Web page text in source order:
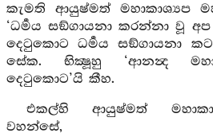
කැමති ආයුෂ්මත් මහාකාශ්‍යප
‘ධර්‍මය සඞ්ගායනා කරන්නා වූ
දෙටුකොට ධර්‍මය සඞ්ගායනා
සේක. භික්‍ෂූහු ‘ආනන්‍ද
දෙටුකොට’යි කීහ.
එකල්හි ආයුෂ්මත්
වහන්සේ,